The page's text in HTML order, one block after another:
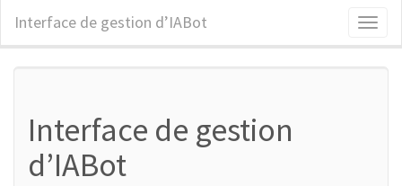
Interface de gestion d’IABot
Interface de gestion
d’IABot